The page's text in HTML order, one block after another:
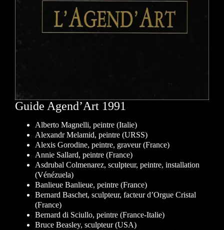
Guide Agend’Art 1991
Alberto Magnelli, peintre (Italie)
Alexandr Melamid, peintre (URSS)
Alexis Gorodine, peintre, graveur (France)
Annie Sallard, peintre (France)
Asdrubal Colmenarez, sculpteur, peintre, installation
(Vénézuela)
Banlieue Banlieue, peintre (France)
Bernard Baschet, sculpteur, facteur d’Orgue Cristal
(France)
Bernard di Sciullo, peintre (France-Italie)
Bruce Beasley, sculpteur (USA)